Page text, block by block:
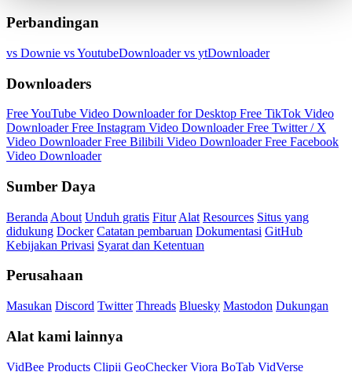
Perbandingan
vs Downie vs YoutubeDownloadervs ytDownloader
Downloaders
Free YouTube Video Downloader for Desktop Free TikTok Video
DownloaderFree Instagram Video DownloaderFree Twitter / X
Video DownloaderFree Bilibili Video DownloaderFree Facebook
Video Downloader
Sumber Daya
Beranda About Unduh gratis Fitur Alat Resources Situs yang
didukung Docker Catatan pembaruan Dokumentasi GitHub
Kebijakan Privasi Syarat dan Ketentuan
Perusahaan
Masukan Discord Twitter Threads Bluesky Mastodon Dukungan
Alat kami lainnya
VidBee Products Clipii GeoChecker Viora BoTab VidVerse